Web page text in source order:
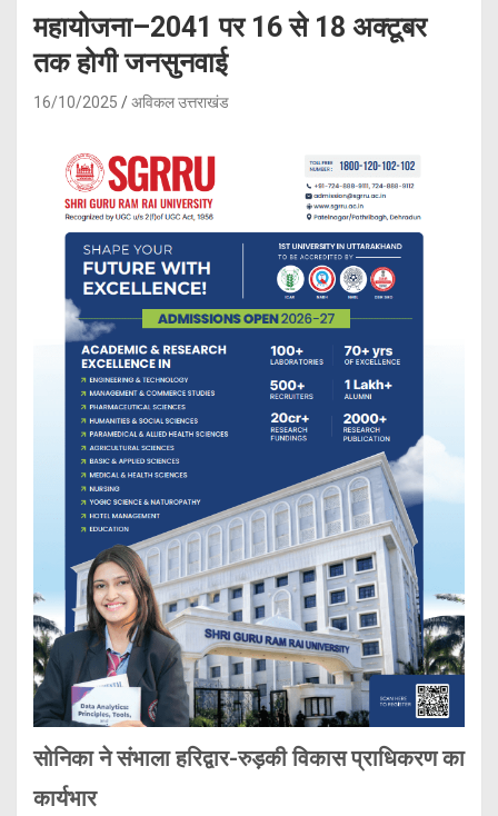
महायोजना–2041 पर 16 से 18 अक्टूबर
तक होगी जनसुनवाई
16/10/2025 अविकल उत्तराखंड
सोनिका ने संभाला हरिद्वार-रुड़की विकास प्राधिकरण का
कार्यभार